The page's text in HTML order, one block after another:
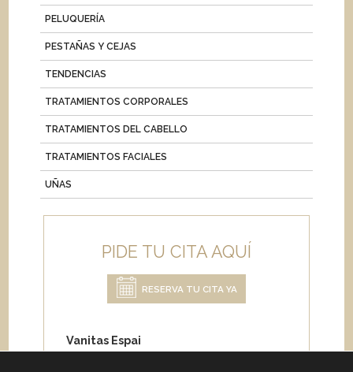
PELUQUERÍA
PESTAÑAS Y CEJAS
TENDENCIAS
TRATAMIENTOS CORPORALES
TRATAMIENTOS DEL CABELLO
TRATAMIENTOS FACIALES
UÑAS
PIDE TU CITA AQUÍ
RESERVA TU CITA YA
Vanitas Espai
Carrer de Paris 204